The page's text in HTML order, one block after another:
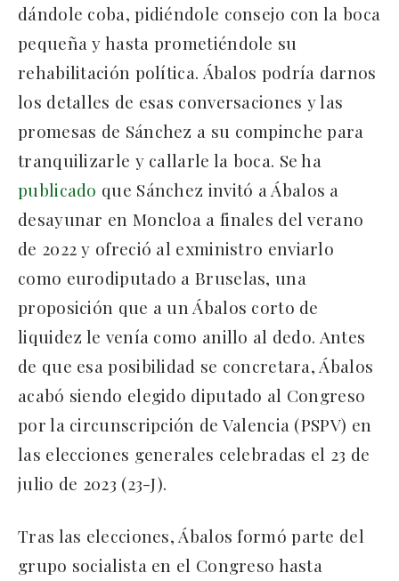
dándole coba, pidiéndole consejo con la boca
pequeña y hasta prometiéndole su
rehabilitación política. Ábalos podría darnos
los detalles de esas conversaciones y las
promesas de Sánchez a su compinche para
tranquilizarle y callarle la boca. Se ha
publicado que Sánchez invitó a Ábalos a
desayunar en Moncloa a finales del verano
de 2022 y ofreció al exministro enviarlo
como eurodiputado a Bruselas, una
proposición que a un Ábalos corto de
liquidez le venía como anillo al dedo. Antes
de que esa posibilidad se concretara, Ábalos
acabó siendo elegido diputado al Congreso
por la circunscripción de Valencia (PSPV) en
las elecciones generales celebradas el 23 de
julio de 2023 (23-J).
Tras las elecciones, Ábalos formó parte del
grupo socialista en el Congreso hasta